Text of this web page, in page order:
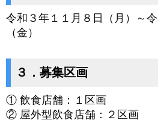
令和３年１１月８日（月）～
（金）
３．募集区画
① 飲食店舗：１区画
② 屋外型飲食店舗：２区画